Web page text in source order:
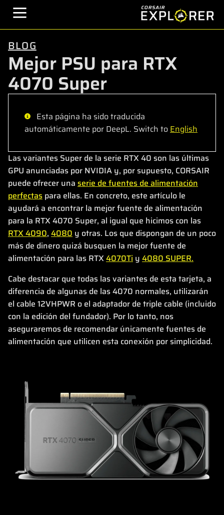
BLOG
Mejor PSU para RTX
4070 Super
Esta página ha sido traducida
automáticamente por DeepL. Switch toEnglish
Las variantes Super de la serie RTX 40 son las últimas
GPU anunciadas por NVIDIA y, por supuesto, CORSAIR
puede ofrecer una serie de fuentes de alimentación
perfectas para ellas. En concreto, este artículo le
ayudará a encontrar la mejor fuente de alimentación
para la RTX 4070 Super, al igual que hicimos con las
RTX 4090, 4080 y otras. Los que dispongan de un poco
más de dinero quizá busquen la mejor fuente de
alimentación para las RTX4070Ti y 4080 SUPER.
Cabe destacar que todas las variantes de esta tarjeta, a
diferencia de algunas de las 4070 normales, utilizarán
el cable 12VHPWR o el adaptador de triple cable (incluido
con la edición del fundador). Por lo tanto, nos
aseguraremos de recomendar únicamente fuentes de
alimentación que utilicen esta conexión por simplicidad.